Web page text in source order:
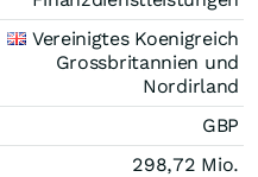
Vereinigtes Koenigreich
Grossbritannien und
Nordirland
GBP
298,72 Mio.